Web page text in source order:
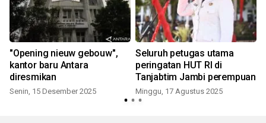
"Opening nieuw gebouw",
kantor baru Antara
diresmikan
Senin, 15 Desember 2025
Seluruh petugas utama
peringatan HUT RI di
Tanjabtim Jambi perempuan
Minggu, 17 Agustus 2025